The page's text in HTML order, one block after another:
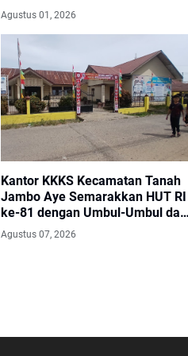
Agustus 01, 2026
Kantor KKKS Kecamatan Tanah
Jambo Aye Semarakkan HUT RI
ke-81 dengan Umbul-Umbul dan
Pintu Gerbang Merah Putih
Agustus 07, 2026